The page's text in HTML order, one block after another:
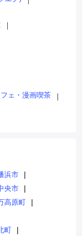
ェ・漫画喫茶
浜市
央市
高原町
町